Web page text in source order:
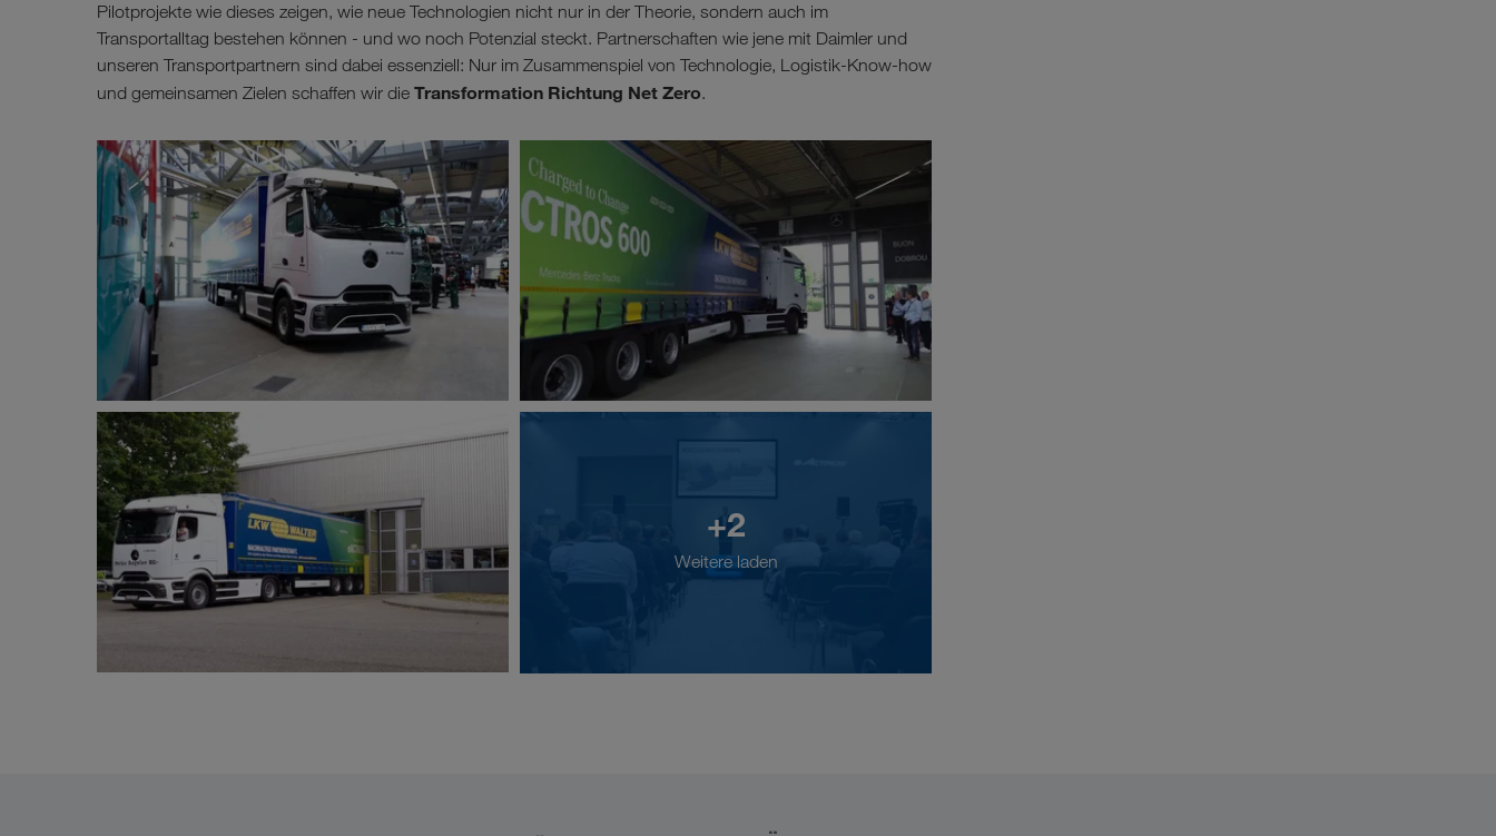
Pilotprojekte wie dieses zeigen, wie neue Technologien nicht nur in der Theorie, sondern auch im
Transportalltag bestehen können - und wo noch Potenzial steckt. Partnerschaften wie jene mit Daimler und
unseren Transportpartnern sind dabei essenziell: Nur im Zusammenspiel von Technologie, Logistik-Know-how
und gemeinsamen Zielen schaffen wir die Transformation Richtung Net Zero.
+2
Weitere laden